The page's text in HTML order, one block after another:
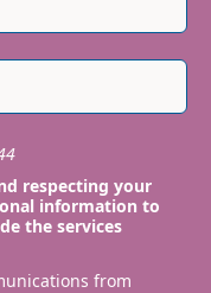
respecting your
information to
the services
from